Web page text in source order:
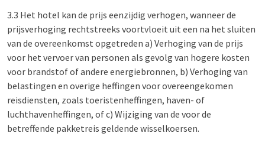
3.3 Het hotel kan de prijs eenzijdig verhogen, wanneer de
prijsverhoging rechtstreeks voortvloeit uit een na het sluiten
van de overeenkomst opgetreden a) Verhoging van de prijs
voor het vervoer van personen als gevolg van hogere kosten
voor brandstof of andere energiebronnen, b) Verhoging van
belastingen en overige heffingen voor overeengekomen
reisdiensten, zoals toeristenheffingen, haven- of
luchthavenheffingen, of c) Wijziging van de voor de
betreffende pakketreis geldende wisselkoersen.